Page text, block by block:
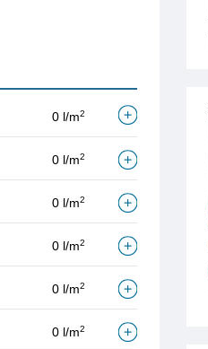
0 l/m2
0 l/m2
0 l/m2
0 l/m2
0 l/m2
0 l/m2